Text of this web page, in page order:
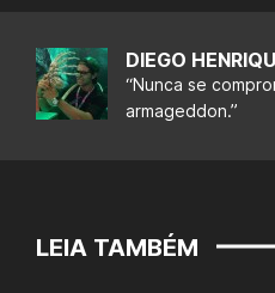
DIEGO
“Nunca se
armageddon.”
LEIA TAMBÉM